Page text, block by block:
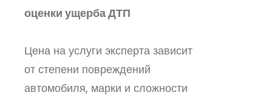
оценки ущерба ДТП
Цена на услуги эксперта зависит
от степени повреждений
автомобиля, марки и сложности